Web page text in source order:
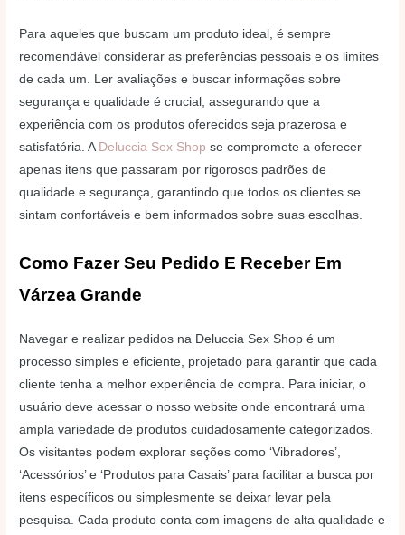
Para aqueles que buscam um produto ideal, é sempre
recomendável considerar as preferências pessoais e os limites
de cada um. Ler avaliações e buscar informações sobre
segurança e qualidade é crucial, assegurando que a
experiência com os produtos oferecidos seja prazerosa e
satisfatória. A Deluccia Sex Shop se compromete a oferecer
apenas itens que passaram por rigorosos padrões de
qualidade e segurança, garantindo que todos os clientes se
sintam confortáveis e bem informados sobre suas escolhas.
Como Fazer Seu Pedido E Receber Em
Várzea Grande
Navegar e realizar pedidos na Deluccia Sex Shop é um
processo simples e eficiente, projetado para garantir que cada
cliente tenha a melhor experiência de compra. Para iniciar, o
usuário deve acessar o nosso website onde encontrará uma
ampla variedade de produtos cuidadosamente categorizados.
Os visitantes podem explorar seções como ‘Vibradores’,
‘Acessórios’ e ‘Produtos para Casais’ para facilitar a busca por
itens específicos ou simplesmente se deixar levar pela
pesquisa. Cada produto conta com imagens de alta qualidade e